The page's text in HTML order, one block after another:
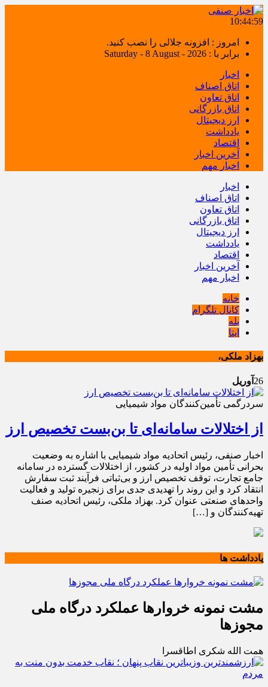
10:44:59
امروز : افزونه جلالی را نصب کنید.
برابر با : Saturday - 8 August - 2026
اخبار
اتاق اصناف
اتاق تعاون
اتاق بازرگانی
ارز دیجیتال
یادداشت
اقتصاد
آخرین اخبار
اخبار مهم
اخبار
اتاق اصناف
اتاق تعاون
اتاق بازرگانی
ارز دیجیتال
یادداشت
اقتصاد
آخرین اخبار
اخبار مهم
خانه
کانال تلگرام
بله
ایتا
بهزاد ملکی،
26 آوریل
سردرگمی تأمین‌کنندگان مواد شیمیایی
از اختلالات سامانه‌ای تا بن‌بست تخصیص ارز
اخبار صنفی، رئیس اتحادیه مواد شیمیایی با اشاره به وضعیت
بحرانی تأمین مواد اولیه در کشور، از اختلالات گسترده در سامانه
جامع تجارت، توقف تخصیص ارز و بی‌ثباتی فرآیند ثبت سفارش
انتقاد کرد و این روند را تهدیدی جدی برای زنجیره تولید و فعالیت
واحدهای صنعتی عنوان کرد. بهزاد ملکی، رئیس اتحادیه صنف
تهیه‌کنندگان و […]
یادداشت ها
مشت نمونه خروارها عملکرد درگاه ملی
مجوزها
همت الله شکری اطاقسرا